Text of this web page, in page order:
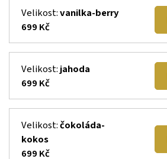
Velikost: vanilka-berry
699 Kč
Velikost: jahoda
699 Kč
Velikost: čokoláda-
kokos
699 Kč